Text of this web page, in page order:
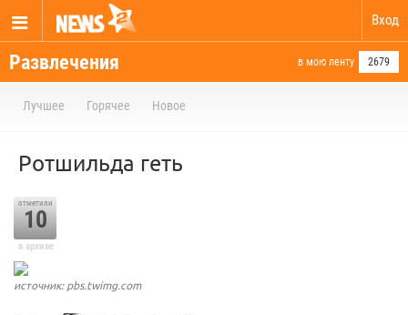
Вход
Развлечения в мою ленту 2679
Лучшее Горячее Новое
Ротшильда геть
отметили
10
в архиве
источник: pbs.twimg.com